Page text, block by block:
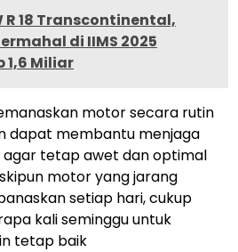
R 18 Transcontinental,
di IIMS 2025
1,6 Miliar
motor secara rutin
dapat membantu menjaga
agar tetap awet dan optimal
motor yang jarang
setiap hari, cukup
kali seminggu untuk
tetap baik